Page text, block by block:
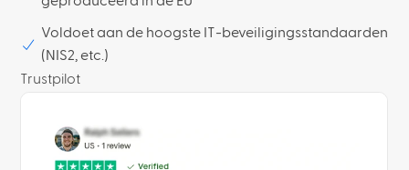
Voldoet aan de hoogste IT-beveiligingsstandaarden
(NIS2, etc.)
Trustpilot